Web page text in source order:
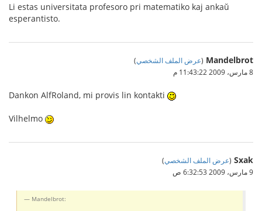
Li estas universitata profesoro pri matematiko kaj ankaŭ
esperantisto.
Mandelbrot
(عرض الملف الشخصي)
8 مارس، 2009 11:43:22 م
Dankon AlfRoland, mi provis lin kontakti
Vilhelmo
Sxak
(عرض الملف الشخصي)
9 مارس، 2009 6:32:53 ص
Mandelbrot: